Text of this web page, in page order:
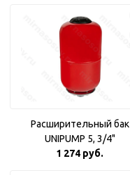
Расширительный бак
UNIPUMP 5, 3/4"
1 274 руб.